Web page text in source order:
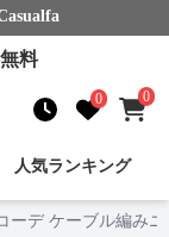
料
0 0
人気ランキング
ーデ ケーブル編みニ